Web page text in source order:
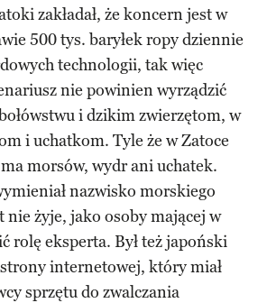
zakładał, że koncern jest w
500 tys. baryłek ropy dziennie
technologii, tak więc
nie powinien wyrządzić
i dzikim zwierzętom, w
i uchatkom. Tyle że w Zatoce
morsów, wydr ani uchatek.
nazwisko morskiego
żyje, jako osoby mającej w
rolę eksperta. Był też japoński
internetowej, który miał
sprzętu do zwalczania